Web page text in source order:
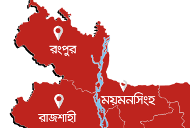
টি-টোয়েন্টি ইতিহাসের সর্বোচ্চ
বস্তিতে কেটেছে শৈশব, আজ মুম্বাইয়ে
বিনোদন
যুক্তরাজ্যে বসবাসরত জাতীয়তাবাদী
সভা...